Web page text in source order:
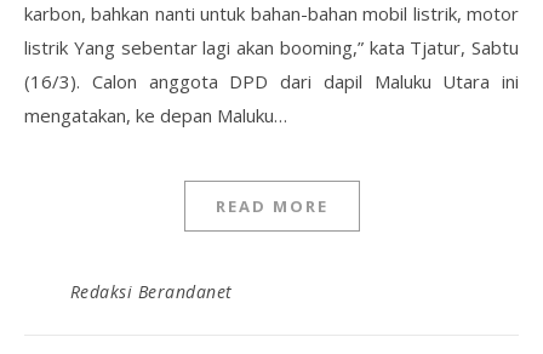
karbon, bahkan nanti untuk bahan-bahan mobil listrik, motor
listrik Yang sebentar lagi akan booming,” kata Tjatur, Sabtu
(16/3). Calon anggota DPD dari dapil Maluku Utara ini
mengatakan, ke depan Maluku…
READ MORE
Redaksi Berandanet